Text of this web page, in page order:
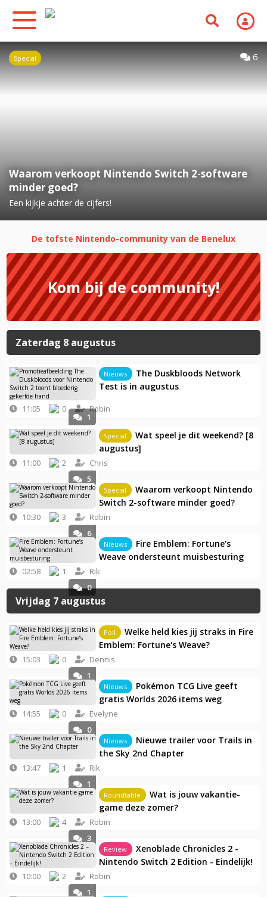
De tofste Nintendo-community van de Benelux
Special 6
Waarom verkoopt Nintendo Switch 2-software
minder goed?
Een kijkje achter de cijfers!
Kom bij de community!
Zaterdag 8 augustus
1
Nieuws
The Duskbloods Network
Test is in augustus
11:05 0 Robin
5
Special
Wat speel je dit weekend? [8
augustus]
11:00 2 Chris
6
Special
Waarom verkoopt Nintendo
Switch 2-software minder goed?
10:30 3 Robin
0
Nieuws
Fire Emblem: Fortune's
Weave ondersteunt muisbesturing
02:58 1 Rik
Vrijdag 7 augustus
1
Poll
Welke held kies jij straks in Fire
Emblem: Fortune's Weave?
15:03 0 Dennis
0
Nieuws
Pokémon TCG Live geeft
gratis Worlds 2026 items weg
14:55 0 Evelyne
1
Nieuws
Nieuwe trailer voor Trails in
the Sky 2nd Chapter
13:47 1 Rik
3
Roundtable
Wat is jouw vakantie-
game deze zomer?
13:00 4 Robin
1
Review
Xenoblade Chronicles 2 -
Nintendo Switch 2 Edition - Eindelijk!
10:00 2 Robin